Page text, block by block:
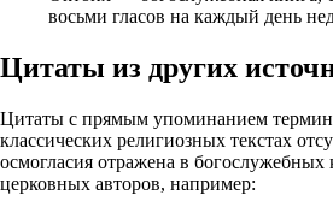
восьми гласов на каждый день
Цитаты из других
Цитаты с прямым упоминанием
классических религиозных текстах
осмогласия отражена в богослужебных
церковных авторов, например: